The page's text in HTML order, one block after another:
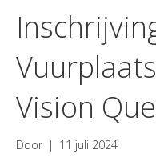
Vision
Door | 11 juli 2024